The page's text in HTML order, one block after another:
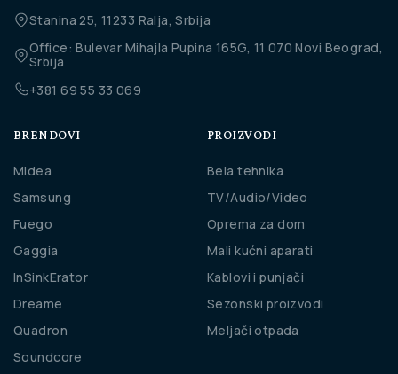
Stanina 25, 11233 Ralja, Srbija
Office: Bulevar Mihajla Pupina 165G, 11 070 Novi Beograd,
Srbija
+381 69 55 33 069
BRENDOVI
Midea
Samsung
Fuego
Gaggia
InSinkErator
Dreame
Quadron
Soundcore
PROIZVODI
Bela tehnika
TV/Audio/Video
Oprema za dom
Mali kućni aparati
Kablovi i punjači
Sezonski proizvodi
Meljači otpada